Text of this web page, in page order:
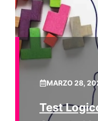
MARZO 28,
Test